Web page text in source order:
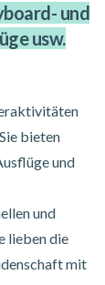
und
usw.
bieten
und
und
lieben die
mit